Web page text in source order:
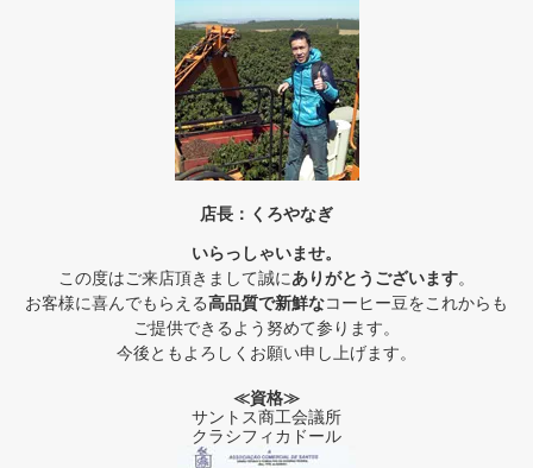
店長：くろやなぎ
いらっしゃいませ。
この度はご来店頂きまして誠にありがとうございます。
お客様に喜んでもらえる高品質で新鮮なコーヒー豆をこれからも
ご提供できるよう努めて参ります。
今後ともよろしくお願い申し上げます。
≪資格≫
サントス商工会議所
クラシフィカドール